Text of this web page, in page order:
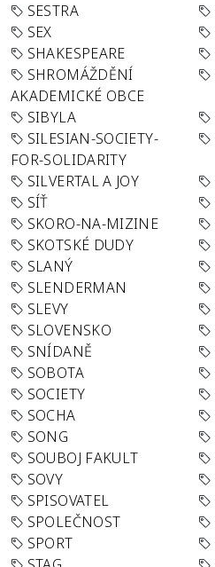
SESTRA
SEX
SHAKESPEARE
SHROMÁŽDĚNÍ
AKADEMICKÉ OBCE
SIBYLA
SILESIAN-SOCIETY-
FOR-SOLIDARITY
SILVERTAL A JOY
SÍŤ
SKORO-NA-MIZINE
SKOTSKÉ DUDY
SLANÝ
SLENDERMAN
SLEVY
SLOVENSKO
SNÍDANĚ
SOBOTA
SOCIETY
SOCHA
SONG
SOUBOJ FAKULT
SOVY
SPISOVATEL
SPOLEČNOST
SPORT